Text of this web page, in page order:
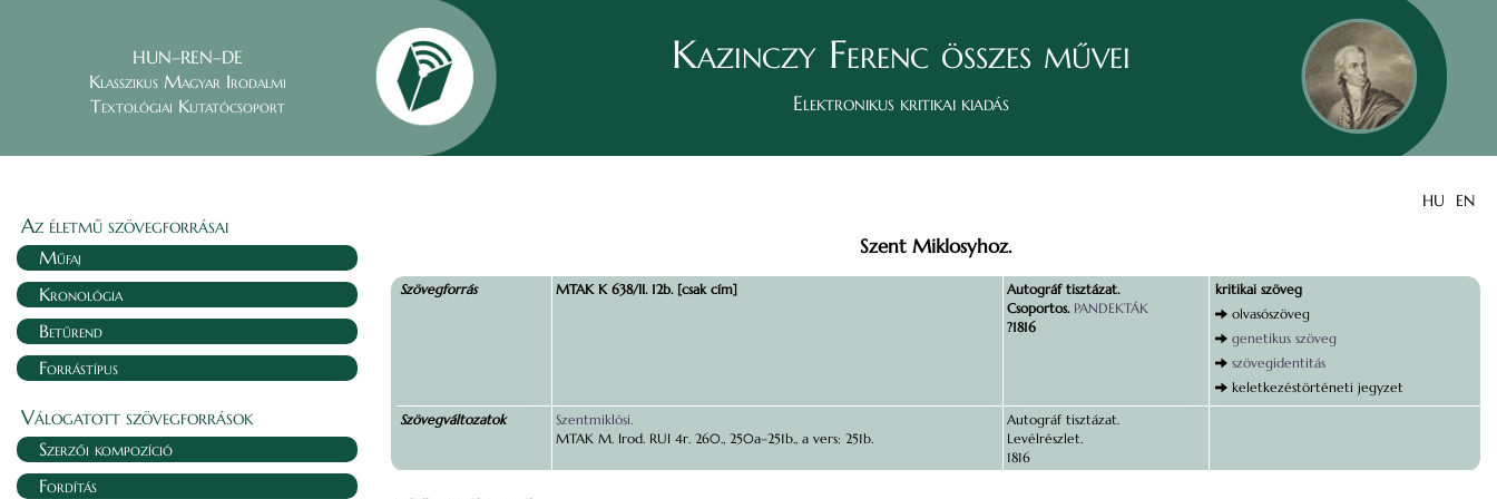
HUN–REN–DE
Klasszikus Magyar Irodalmi
Textológiai Kutatócsoport
Kazinczy Ferenc összes művei
Elektronikus kritikai kiadás
HU EN
Az életmű szövegforrásai
Műfaj
Kronológia
Betűrend
Forrástípus
Válogatott szövegforrások
Szerzői kompozíció
Fordítás
Szent Miklosyhoz.
Szövegforrás MTAK K 638/II. 12b. [csak cím]
Autográf tisztázat.
Csoportos. PANDEKTÁK
?1816
kritikai szöveg
olvasószöveg
genetikus szöveg
szövegidentitás
keletkezéstörténeti jegyzet
Szövegváltozatok
Szentmiklósi.
MTAK M. Irod. RUI 4r. 260., 250a–251b., a vers: 251b.
Autográf tisztázat.
Levélrészlet.
1816